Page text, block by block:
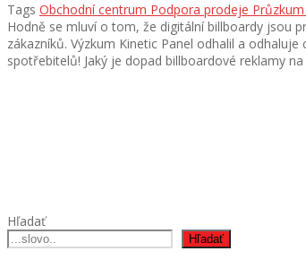
Tags Obchodní centrum Podpora prodeje Průzkum
Hodně se mluví o tom, že digitální billboardy jsou
zákazníků. Výzkum Kinetic Panel odhalil a
spotřebitelů! Jaký je dopad billboardové reklamy
Hľadať
Hľadať